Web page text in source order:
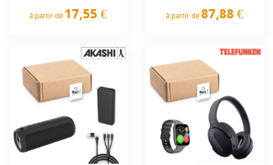
à partir de 17,55 € à partir de 87,88 €